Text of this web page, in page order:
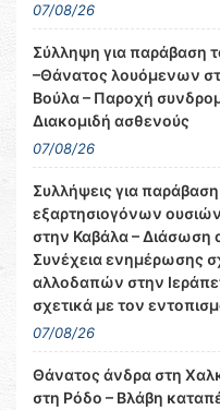
07/08/26
Σύλληψη για παράβαση
–Θάνατος λουόμενων
Βούλα – Παροχή
Διακομιδή ασθενούς
07/08/26
Συλλήψεις για
εξαρτησιογόνων
στην Καβάλα –
Συνέχεια ενημέρωσης
αλλοδαπών στην
σχετικά με τον
07/08/26
Θάνατος άνδρα στη
στη Ρόδο – Βλάβη